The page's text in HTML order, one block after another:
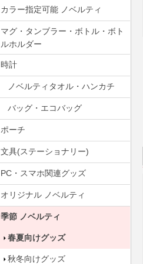
カラー指定可能 ノベルティ
マグ・タンブラー・ボトル・ボト
ルホルダー
時計
ノベルティタオル・ハンカチ
バッグ・エコバッグ
ポーチ
文具(ステーショナリー)
PC・スマホ関連グッズ
オリジナル ノベルティ
季節 ノベルティ
春夏向けグッズ
秋冬向けグッズ